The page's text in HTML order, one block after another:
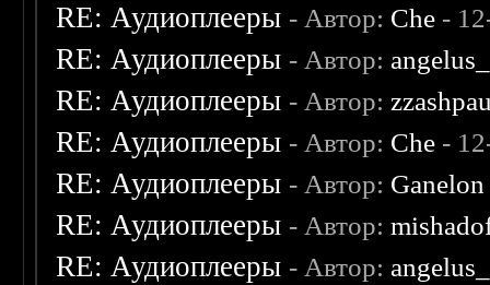
RE: Аудиоплееры - Автор: Che -
RE: Аудиоплееры - Автор:
RE: Аудиоплееры - Автор:
RE: Аудиоплееры - Автор: Che -
RE: Аудиоплееры - Автор: Ganelon
RE: Аудиоплееры - Автор:
RE: Аудиоплееры - Автор: